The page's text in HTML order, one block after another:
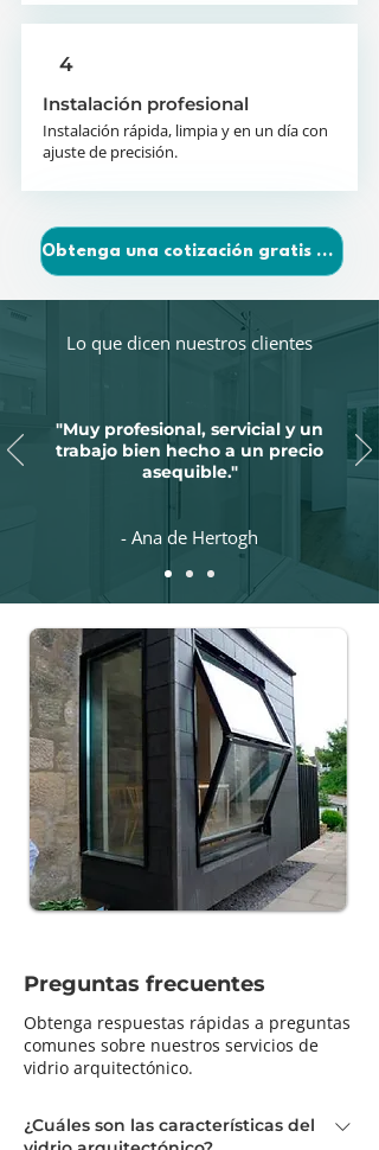
4
Instalación profesional
Instalación rápida, limpia y en un día con
ajuste de precisión.
Obtenga una cotización gratis hoy
Lo que dicen nuestros clientes
"Muy profesional, servicial y un
trabajo bien hecho a un precio
asequible."
- Ana de Hertogh
Preguntas frecuentes
Obtenga respuestas rápidas a preguntas
comunes sobre nuestros servicios de
vidrio arquitectónico.
¿Cuáles son las características del